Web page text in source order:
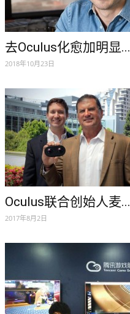
去Oculus化愈加明显...
2018年10月23日
Oculus联合创始人麦...
2017年8月2日